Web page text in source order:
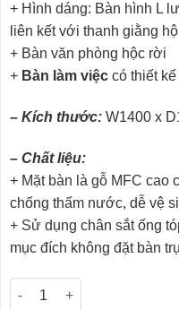
+ Hình dáng: Bàn hình L
liên kết với thanh giằng
+ Bàn văn phòng hộc rời
+ Bàn làm việc có thiết
– Kích thước: W1400 x
– Chất liệu:
+ Mặt bàn là gỗ MFC cao
chống thấm nước, dễ vệ
+ Sử dụng chân sắt ống
mục đích không đặt bàn
Bàn nhân viên lượn phải